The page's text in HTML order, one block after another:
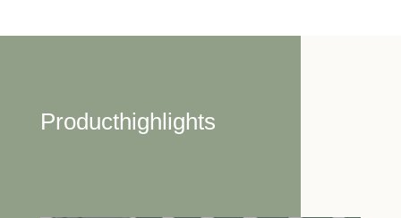
Producthighlights